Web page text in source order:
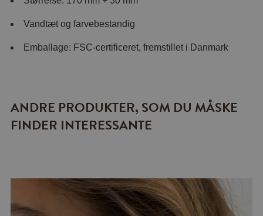
Vandtæt og farvebestandig
Emballage: FSC-certificeret, fremstillet i Danmark
ANDRE PRODUKTER, SOM DU MÅSKE
FINDER INTERESSANTE